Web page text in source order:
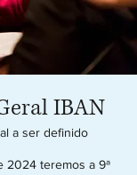
IBAN
a ser definido
2024 teremos a 9ª